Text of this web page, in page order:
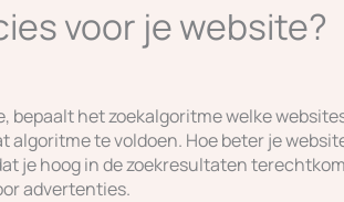
voor je website?
bepaalt het zoekalgoritme welke
algoritme te voldoen. Hoe beter je
je hoog in de zoekresultaten
advertenties.